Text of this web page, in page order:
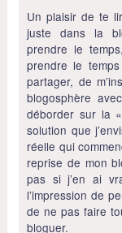
Un plaisir de te
juste dans la
prendre le
prendre le
partager, de
blogosphère
déborder sur la
solution que
réelle qui
reprise de mon
pas si j’en ai
l’impression de
de ne pas faire
bloguer.